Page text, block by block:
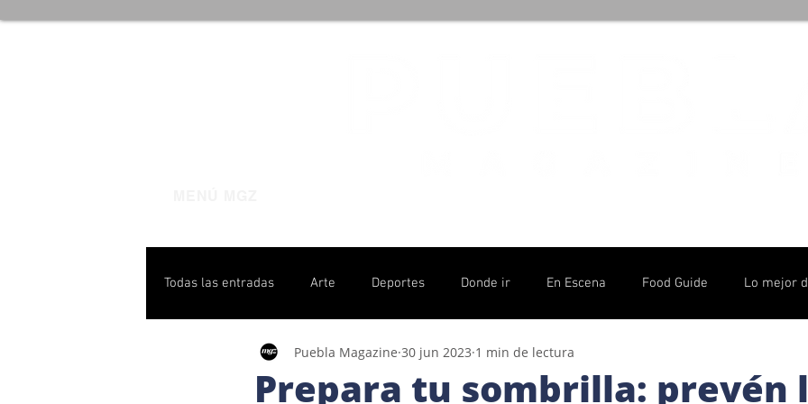
Todas las entradas Arte Deportes Donde ir En Escena Food Guide Lo mejor
Poblanas destacadas Pulso Político
Prepara tu sombrilla: prevén
Puebla Magazine 30 jun 2023 1 min de lectura